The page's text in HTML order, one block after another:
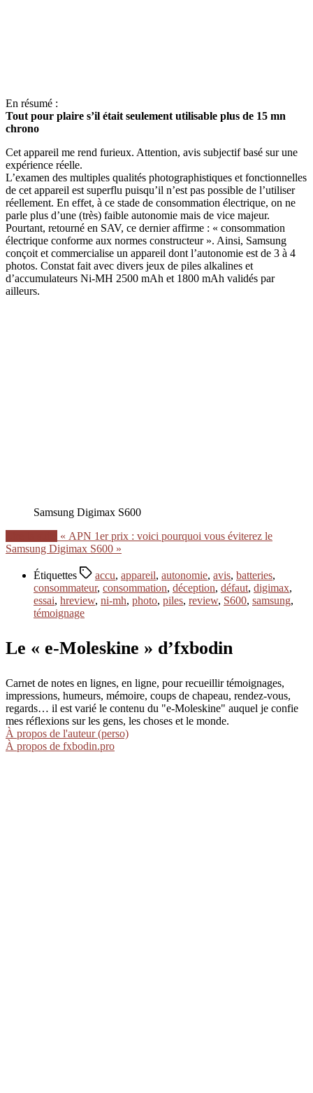
En résumé :
Tout pour plaire s’il était seulement utilisable plus de 15 mn
chrono
Cet appareil me rend furieux. Attention, avis subjectif basé sur une
expérience réelle.
L’examen des multiples qualités photographistiques et fonctionnelles
de cet appareil est superflu puisqu’il n’est pas possible de l’utiliser
réellement. En effet, à ce stade de consommation électrique, on ne
parle plus d’une (très) faible autonomie mais de vice majeur.
Pourtant, retourné en SAV, ce dernier affirme : « consommation
électrique conforme aux normes constructeur ». Ainsi, Samsung
conçoit et commercialise un appareil dont l’autonomie est de 3 à 4
photos. Constat fait avec divers jeux de piles alkalines et
d’accumulateurs Ni-MH 2500 mAh et 1800 mAh validés par
ailleurs.
Samsung Digimax S600
« APN 1er prix : voici pourquoi vous éviterez le
Samsung Digimax S600 »
Étiquettes accu, appareil, autonomie, avis, batteries,
consommateur, consommation, déception, défaut, digimax,
essai, hreview, ni-mh, photo, piles, review, S600, samsung,
témoignage
Le « e-Moleskine » d’fxbodin
Carnet de notes en lignes, en ligne, pour recueillir témoignages,
impressions, humeurs, mémoire, coups de chapeau, rendez-vous,
regards… il est varié le contenu du "e-Moleskine" auquel je confie
mes réflexions sur les gens, les choses et le monde.
À propos de l'auteur (perso)
À propos de fxbodin.pro